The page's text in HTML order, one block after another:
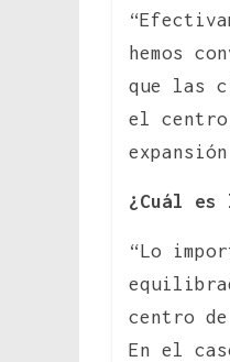
hemos
que las
el
¿Cuál
“Lo
centro
En el